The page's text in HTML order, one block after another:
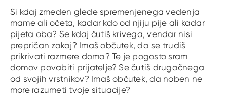
Si kdaj zmeden glede spremenjenega vedenja
mame ali očeta, kadar kdo od njiju pije ali kadar
pijeta oba? Se kdaj čutiš krivega, vendar nisi
prepričan zakaj? Imaš občutek, da se trudiš
prikrivati razmere doma? Te je pogosto sram
domov povabiti prijatelje? Se čutiš drugačnega
od svojih vrstnikov? Imaš občutek, da noben ne
more razumeti tvoje situacije?